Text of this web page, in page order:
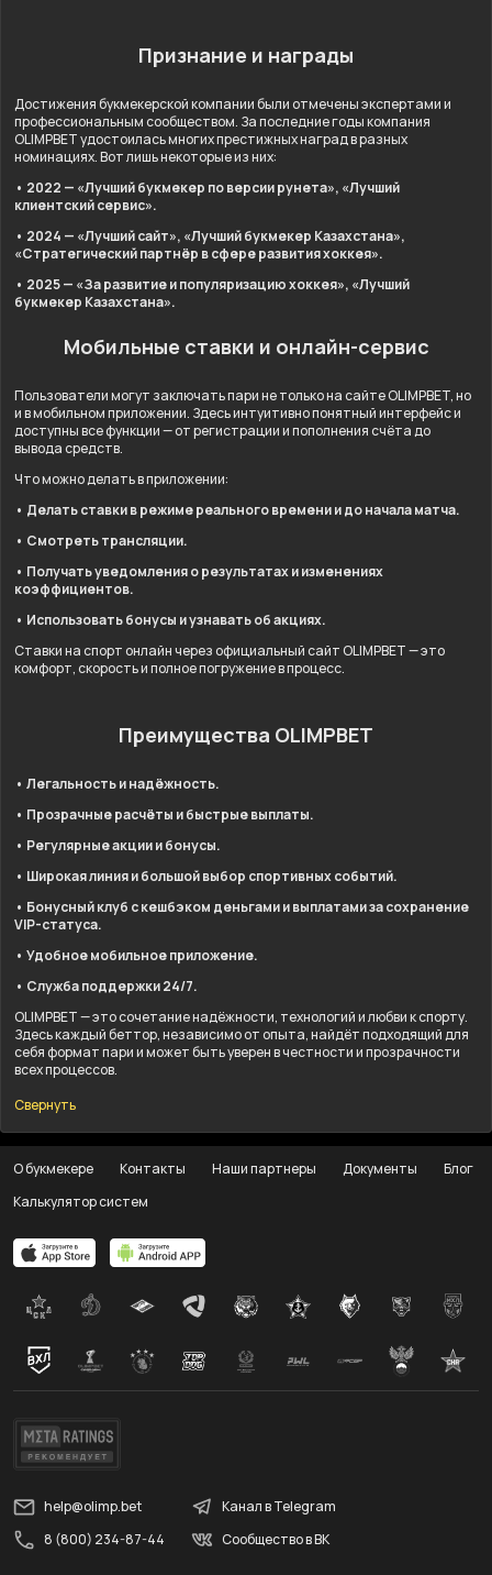
Признание и награды
Достижения букмекерской компании были отмечены экспертами и
профессиональным сообществом. За последние годы компания
OLIMPBET удостоилась многих престижных наград в разных
номинациях. Вот лишь некоторые из них:
• 2022 — «Лучший букмекер по версии рунета», «Лучший
клиентский сервис».
• 2024 — «Лучший сайт», «Лучший букмекер Казахстана»,
«Стратегический партнёр в сфере развития хоккея».
• 2025 — «За развитие и популяризацию хоккея», «Лучший
букмекер Казахстана».
Мобильные ставки и онлайн-сервис
Пользователи могут заключать пари не только на сайте OLIMPBET, но
и в мобильном приложении. Здесь интуитивно понятный интерфейс и
доступны все функции — от регистрации и пополнения счёта до
вывода средств.
Что можно делать в приложении:
• Делать ставки в режиме реального времени и до начала матча.
• Смотреть трансляции.
• Получать уведомления о результатах и изменениях
коэффициентов.
• Использовать бонусы и узнавать об акциях.
Ставки на спорт онлайн через официальный сайт OLIMPBET — это
комфорт, скорость и полное погружение в процесс.
Преимущества OLIMPBET
• Легальность и надёжность.
• Прозрачные расчёты и быстрые выплаты.
• Регулярные акции и бонусы.
• Широкая линия и большой выбор спортивных событий.
• Бонусный клуб с кешбэком деньгами и выплатами за сохранение
VIP-статуса.
• Удобное мобильное приложение.
• Служба поддержки 24/7.
OLIMPBET — это сочетание надёжности, технологий и любви к спорту.
Здесь каждый беттор, независимо от опыта, найдёт подходящий для
себя формат пари и может быть уверен в честности и прозрачности
всех процессов.
Свернуть
О букмекере Контакты Наши партнеры Документы
Блог
Калькулятор систем
help@olimp.bet
8 (800) 234-87-44
Канал в Telegram
Сообщество в ВК